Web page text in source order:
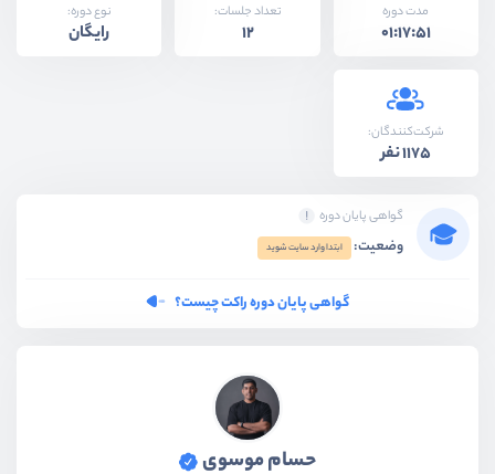
مدت دوره
01:17:51
تعداد جلسات:
12
نوع دوره:
رایگان
شرکت‌کنندگان:
1175 نفر
گواهی پایان دوره
وضعیت: ابتدا وارد سایت شوید
گواهی پایان دوره راکت چیست؟
حسام موسوی